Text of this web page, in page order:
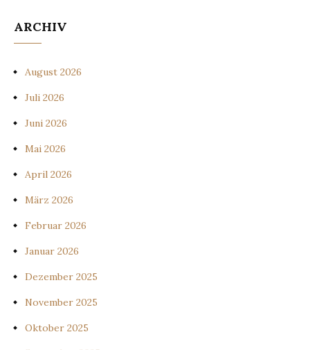
ARCHIV
August 2026
Juli 2026
Juni 2026
Mai 2026
April 2026
März 2026
Februar 2026
Januar 2026
Dezember 2025
November 2025
Oktober 2025